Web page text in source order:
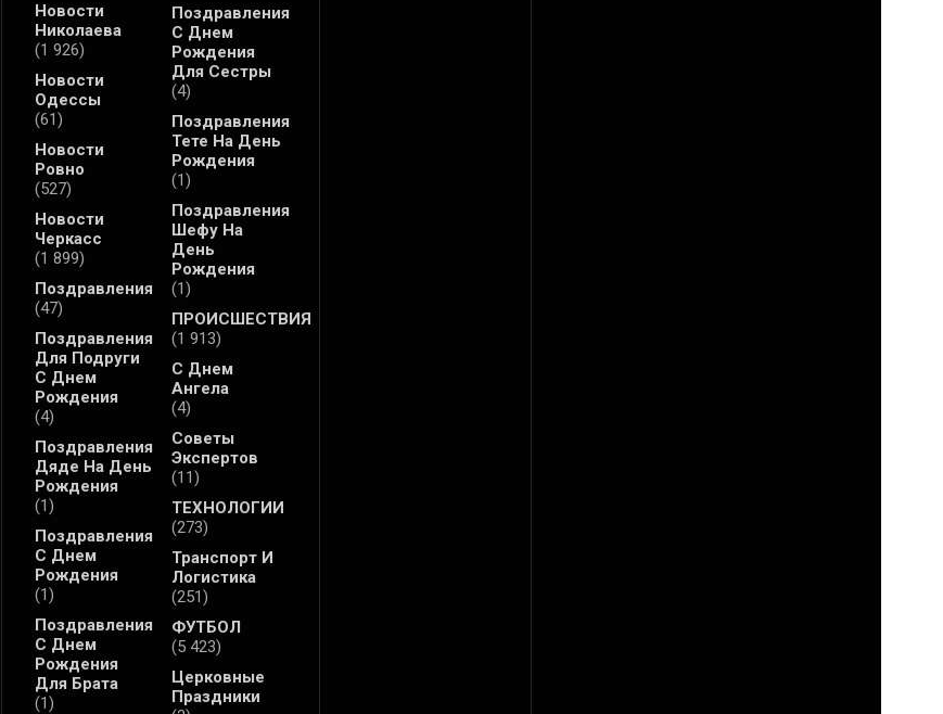
Новости
Николаева
(1 926)
Новости
Одессы
(61)
Новости
Ровно
(527)
Новости
Черкасс
(1 899)
Поздравления
(47)
Поздравления
Для Подруги
С Днем
Рождения
(4)
Поздравления
Дяде На День
Рождения
(1)
Поздравления
С Днем
Рождения
(1)
Поздравления
С Днем
Рождения
Для Брата
(1)
Поздравления
С Днем
Рождения
Для Сестры
(4)
Поздравления
Тете На День
Рождения
(1)
Поздравления
Шефу На
День
Рождения
(1)
ПРОИСШЕСТВИЯ
(1 913)
С Днем
Ангела
(4)
Советы
Экспертов
(11)
ТЕХНОЛОГИИ
(273)
Транспорт И
Логистика
(251)
ФУТБОЛ
(5 423)
Церковные
Праздники